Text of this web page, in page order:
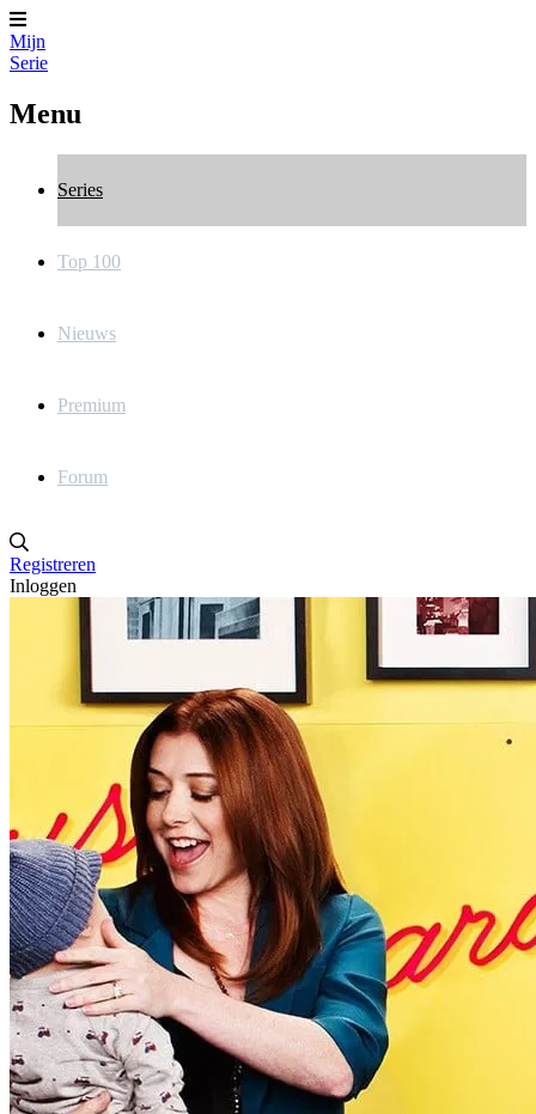
Mijn
Serie
Menu
Series
Top 100
Nieuws
Premium
Forum
Registreren
Inloggen